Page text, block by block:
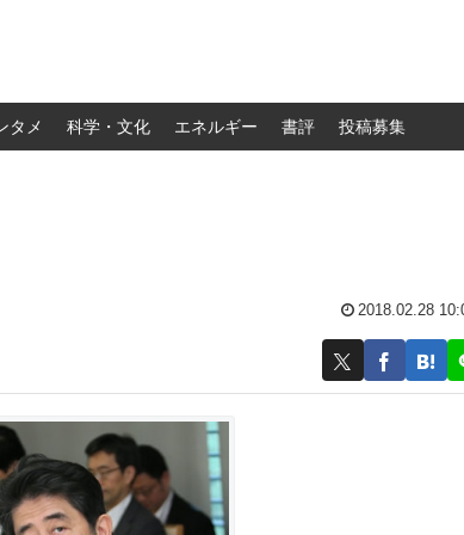
タメ 科学・文化 エネルギー 書評 投稿募集
2018.02.28